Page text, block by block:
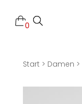
0
Start > Damen >